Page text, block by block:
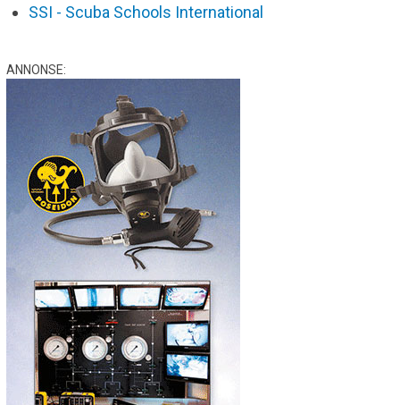
SSI - Scuba Schools International
ANNONSE: